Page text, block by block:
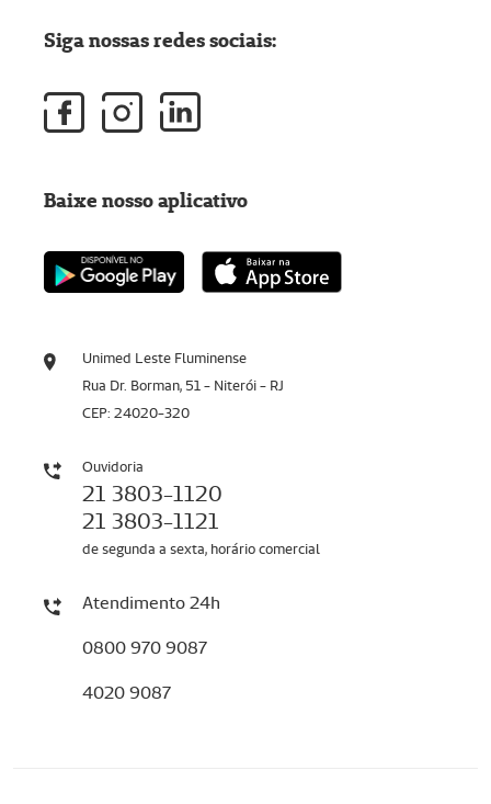
Unimed Leste Fluminense
Rua Dr. Borman, 51 - Niterói - RJ
CEP: 24020-320
Ouvidoria
21 3803-1120
21 3803-1121
de segunda a sexta, horário comercial
Atendimento 24h
0800 970 9087
4020 9087
Siga nossas redes sociais:
Baixe nosso aplicativo